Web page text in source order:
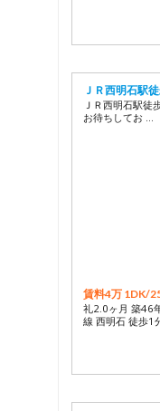
ＪＲ西明石駅
ＪＲ西明石駅
お待ちしてお …
賃料4万 1DK/
礼2.0ヶ月 築46
線 西明石 徒歩1